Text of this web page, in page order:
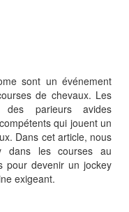
sont un événement
de chevaux. Les
des parieurs avides
qui jouent un
Dans cet article, nous
dans les courses au
pour devenir un jockey
exigeant.